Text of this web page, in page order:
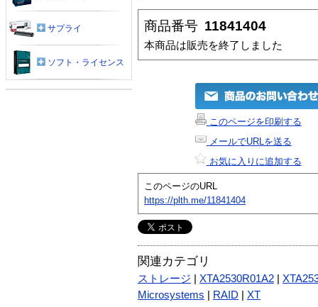
商品番号 11841404
本商品は販売を終了しました
このページを印刷する
メールでURLを送る
お気に入りに追加する
このページのURL
https://plth.me/11841404
関連カテゴリ
ストレージ XTA2530R01A2
Microsystems
RAID XT
サプライ
ソフト・ライセンス